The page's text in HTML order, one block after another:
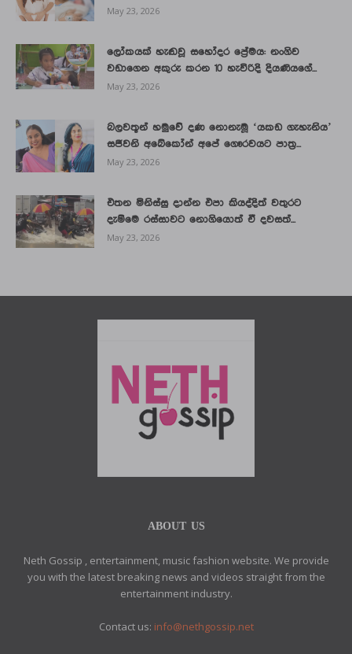
May 23, 2026
ලෝකයක් හැඬවූ සහෝදර ප්‍රේමය: නංගිව
වඩාගෙන අකුරු කරන 10 හැවිරිදි දියණියගේ...
May 23, 2026
බලවතූන් හමුවේ දණ නොනැමූ ‘යකඩ ගැහැනිය’
සජීවනි අබේකෝන් අපේ ගෞරවයට පාත්‍ර...
May 23, 2026
එතන මිනිස්සු දාන්න එපා කියද්දිත් වතුරට
දැම්මෙ රස්සාවට නොගියොත් ඒ දවසත්...
May 23, 2026
ABOUT US
Neth Gossip , entertainment, music fashion website. We provide
you with the latest breaking news and videos straight from the
entertainment industry.
Contact us: info@nethgossip.net